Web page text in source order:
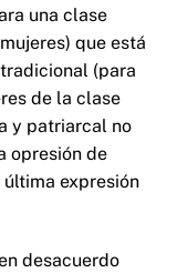
una clase
que está
(para
de la clase
y patriarcal no
opresión de
expresión
desacuerdo